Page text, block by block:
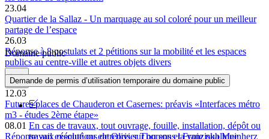
23.04
Quartier de la Sallaz - Un marquage au sol coloré pour un meilleur
partage de l’espace
26.03
Réponse à 8 postulats et 2 pétitions sur la mobilité et les espaces
publics au centre-ville et autres objets divers
12.03
Futures places de Chauderon et Casernes: préavis «Interfaces métro
m3 - études 2ème étape»
08.01
Réponse aux résolutions de Olivier Thorens et Franziska Meinherz
Domaine public
Demande de permis d’utilisation temporaire du domaine public
En cas de travaux, tout ouvrage, fouille, installation, dépôt ou
travail exécuté ou entrepris sur ou sous la voie publique